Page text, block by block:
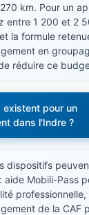
km. Pour un
entre 1 200 et 2
la formule
en
réduire ce
existent pour un
dans l'Indre ?
dispositifs
aide Mobili-Pass
de la CAF